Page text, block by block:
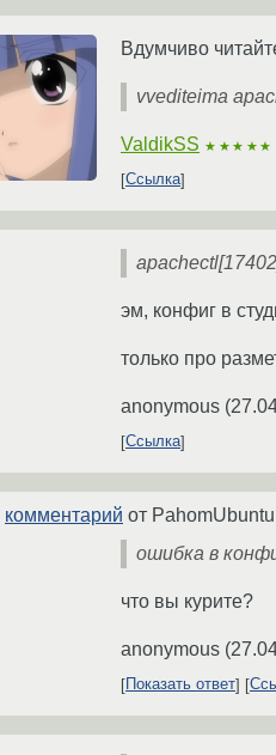
Вдумчиво
vvediteima
ValdikSS ★★★★★
Ссылка
эм, конфиг в
только про
anonymous (
Ссылка
комментарий от PahomUbuntu
ошибка в
что вы курите?
anonymous (
Показать ответ